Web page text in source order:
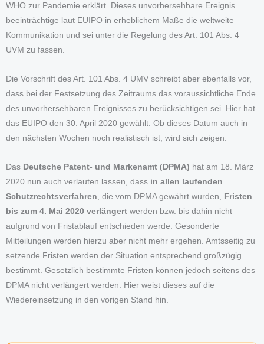
WHO zur Pandemie erklärt. Dieses unvorhersehbare Ereignis
beeinträchtige laut EUIPO in erheblichem Maße die weltweite
Kommunikation und sei unter die Regelung des Art. 101 Abs. 4
UVM zu fassen.
Die Vorschrift des Art. 101 Abs. 4 UMV schreibt aber ebenfalls vor,
dass bei der Festsetzung des Zeitraums das voraussichtliche Ende
des unvorhersehbaren Ereignisses zu berücksichtigen sei. Hier hat
das EUIPO den 30. April 2020 gewählt. Ob dieses Datum auch in
den nächsten Wochen noch realistisch ist, wird sich zeigen.
Das Deutsche Patent- und Markenamt (DPMA) hat am 18. März
2020 nun auch verlauten lassen, dass in allen laufenden
Schutzrechtsverfahren , die vom DPMA gewährt wurden,
Fristen
bis zum 4. Mai 2020 verlängert werden bzw. bis dahin nicht
aufgrund von Fristablauf entschieden werde. Gesonderte
Mitteilungen werden hierzu aber nicht mehr ergehen. Amtsseitig zu
setzende Fristen werden der Situation entsprechend großzügig
bestimmt. Gesetzlich bestimmte Fristen können jedoch seitens des
DPMA nicht verlängert werden. Hier weist dieses auf die
Wiedereinsetzung in den vorigen Stand hin.